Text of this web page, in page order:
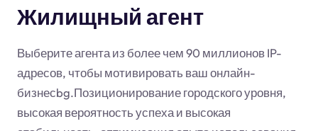
Жилищный агент
Выберите агента из более чем 90 миллионов IP-
адресов, чтобы мотивировать ваш онлайн-
бизнесbg.Позиционирование городского уровня,
высокая вероятность успеха и высокая